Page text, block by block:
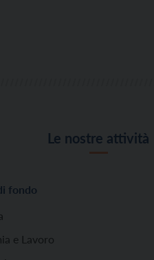
Le nostre attività
fondo
e Lavoro